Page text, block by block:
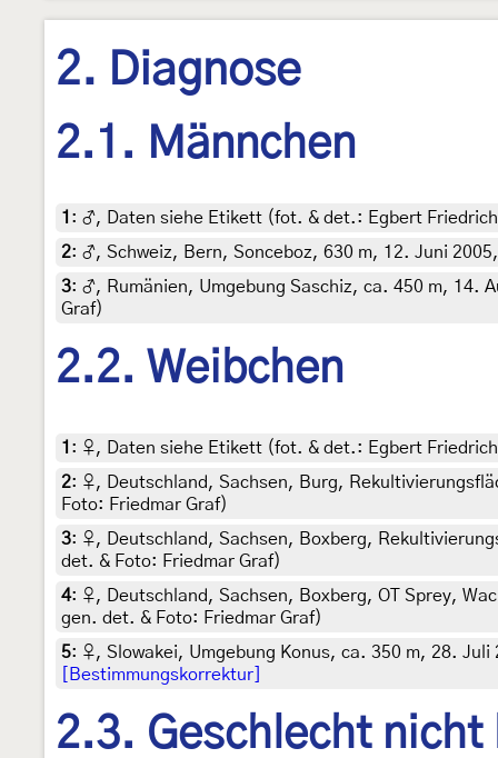
2. Diagnose
2.1. Männchen
1 : ♂, Daten siehe Etikett (fot. & det.: Egbert
2: ♂, Schweiz, Bern, Sonceboz, 630 m, 12. Juni
3: ♂, Rumänien, Umgebung Saschiz, ca. 450 m, 14.
Graf)
2.2. Weibchen
1 : ♀, Daten siehe Etikett (fot. & det.: Egbert
2: ♀, Deutschland, Sachsen, Burg,
Foto: Friedmar Graf)
3: ♀, Deutschland, Sachsen, Boxberg,
det. & Foto: Friedmar Graf)
4: ♀, Deutschland, Sachsen, Boxberg, OT Sprey,
gen. det. & Foto: Friedmar Graf)
5: ♀, Slowakei, Umgebung Konus, ca. 350 m, 28.
[Bestimmungskorrektur]
2.3. Geschlecht nicht